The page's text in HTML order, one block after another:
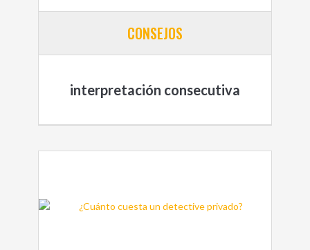
CONSEJOS
interpretación consecutiva